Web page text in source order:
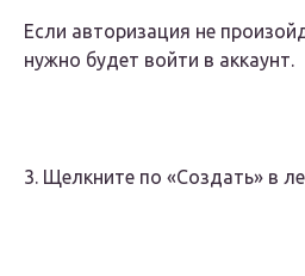
Если авторизация не
нужно будет войти в аккаунт.
3. Щелкните по «Создать» в